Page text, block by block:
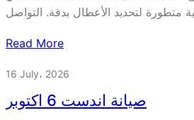
Read More
16 July، 2026
صيانة اندست 6 اكتوبر